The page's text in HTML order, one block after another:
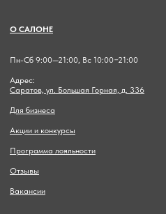
О САЛОНЕ
Пн-Сб 9:00—21:00, Вс 10:00−21:00
Адрес:
Саратов, ул. Большая Горная, д. 336
Для бизнеса
Акции и конкурсы
Программа лояльности
Отзывы
Вакансии